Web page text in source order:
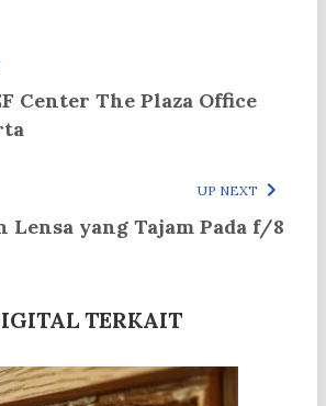
Center The Plaza Office
UP NEXT
Lensa yang Tajam Pada f/8
TERKAIT